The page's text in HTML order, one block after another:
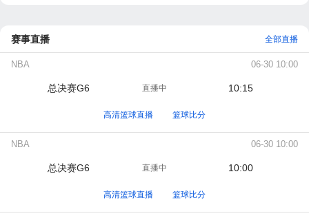
赛事直播 全部直播
NBA 06-30 10:00
总决赛G6 直播中 10:15
高清篮球直播 篮球比分
NBA 06-30 10:00
总决赛G6 直播中 10:00
高清篮球直播 篮球比分